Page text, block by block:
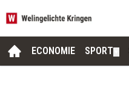
ECONOMIE SPORT